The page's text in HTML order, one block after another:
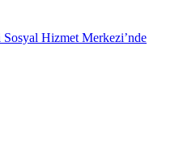
Hizmet Merkezi’nde